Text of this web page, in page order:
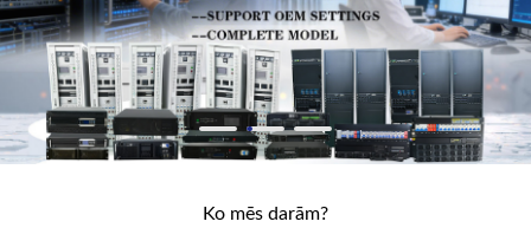
Ko mēs darām?